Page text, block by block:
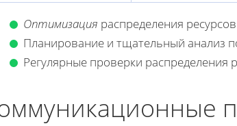
Оптимизация распределения
Планирование и тщательный анализ
Регулярные проверки распределения